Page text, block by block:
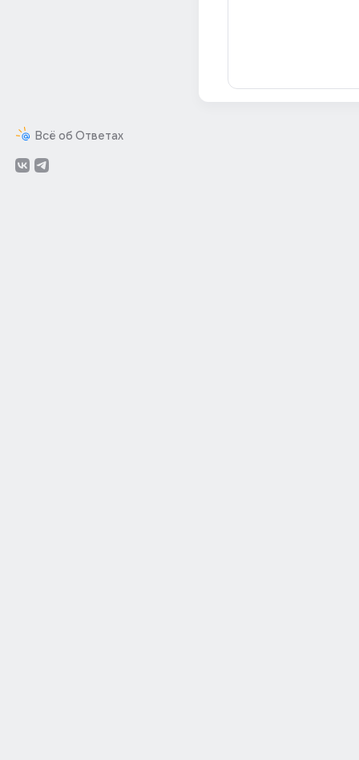
Всё об Ответах